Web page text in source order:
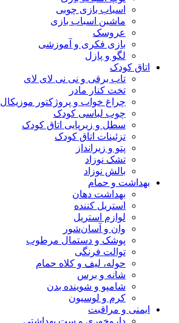
اسباب بازی چوبی
ماشین اسباب بازی
عروسک
بازی فکری و آموزشی
لگو و پازل
اتاق کودک
تاب برقی و نی نی لای لای
تخت کنار مادر
چراغ خواب و پروژکتور موزیکال
چوب لباسی کودک
سطل و زیرپایی اتاق کودک
تزئینات اتاق کودک
پتو و زیرانداز
تشک نوزاد
بالش نوزاد
بهداشت و حمام
بهداشت دهان
استریل کننده
لوازم استریل
وان و آسان‌شور
پوشک و دستمال مرطوب
توالت فرنگی
حوله، لیف و کلاه حمام
شانه و برس
شامپو و شوینده بدن
کرم و لوسیون
ایمنی و مراقبت
داروخوری و ست بهداشتی